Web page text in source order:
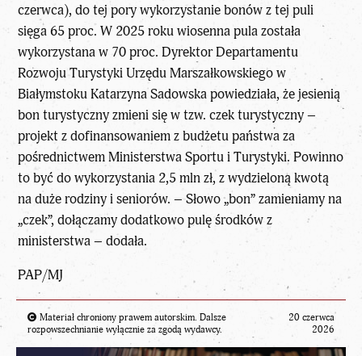
czerwca), do tej pory wykorzystanie bonów z tej puli
sięga 65 proc. W 2025 roku wiosenna pula została
wykorzystana w 70 proc. Dyrektor Departamentu
Rozwoju Turystyki Urzędu Marszałkowskiego w
Białymstoku Katarzyna Sadowska powiedziała, że jesienią
bon turystyczny zmieni się w tzw. czek turystyczny –
projekt z dofinansowaniem z budżetu państwa za
pośrednictwem Ministerstwa Sportu i Turystyki. Powinno
to być do wykorzystania 2,5 mln zł, z wydzieloną kwotą
na duże rodziny i seniorów. – Słowo „bon” zamieniamy na
„czek”, dołączamy dodatkowo pulę środków z
ministerstwa – dodała.
PAP/MJ
Materiał chroniony prawem autorskim. Dalsze
rozpowszechnianie wyłącznie za zgodą wydawcy.
20 czerwca
2026